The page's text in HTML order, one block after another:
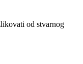
od stvarnog